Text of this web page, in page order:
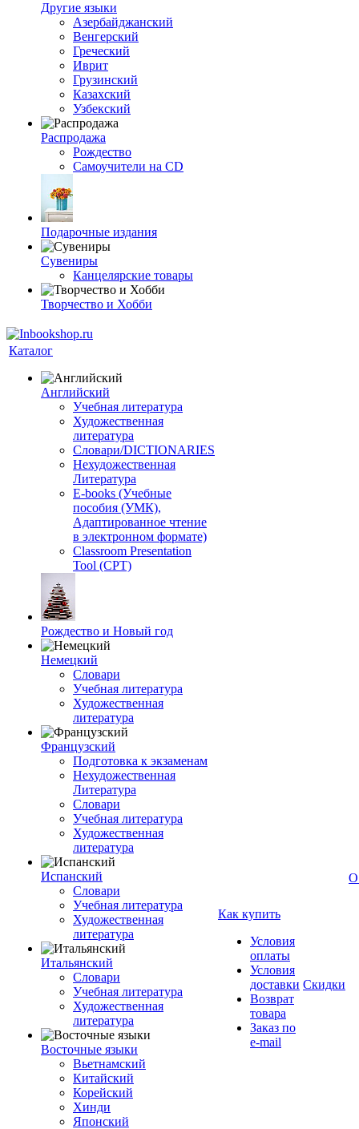
Другие языки
Азербайджанский
Венгерский
Греческий
Иврит
Грузинский
Казахский
Узбекский
Распродажа
Рождество
Самоучители на CD
Подарочные издания
Сувениры
Канцелярские товары
Творчество и Хобби
Каталог
Английский
Учебная литература
Художественная
литература
Словари/DICTIONARIES
Нехудожественная
Литература
E-books (Учебные
пособия (УМК),
Адаптированное чтение
в электронном формате)
Classroom Presentation
Tool (CPT)
Рождество и Новый год
Немецкий
Словари
Учебная литература
Художественная
литература
Французский
Подготовка к экзаменам
Нехудожественная
Литература
Словари
Учебная литература
Художественная
литература
Испанский
Словари
Учебная литература
Художественная
литература
Итальянский
Словари
Учебная литература
Художественная
литература
Восточные языки
Вьетнамский
Китайский
Корейский
Хинди
Японский
Как купить
Условия
оплаты
Условия
доставки
Возврат
товара
Заказ по
e-mail
Скидки
О